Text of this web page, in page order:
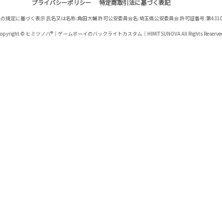
プライバシーポリシー 特定商取引法に基づく表記
規定に基づく表示 氏名又は名称:角田大輔 許可公安委員会名:埼玉県公安委員会 許可証番号:第
© ヒミツノバ®｜ゲームボーイのバックライトカスタム｜HIMITSUNOVA All Rights